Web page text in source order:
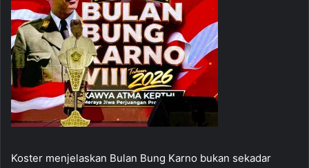
Koster menjelaskan Bulan Bung Karno bukan sekadar